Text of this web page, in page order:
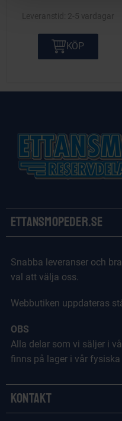
2-5 vardagar
KÖP
Ettansmopeder.se
Snabba leveranser och
val att välja oss.
Webbutiken uppdateras
OBS
Alla delar som vi säljer i
finns på lager i vår
Kontakt